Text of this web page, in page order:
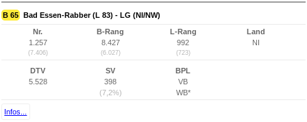
B 65 Bad Essen-Rabber (L 83) - LG (NI/NW)
Nr.
1.257
(7.406)
B-Rang
8.427
(6.027)
L-Rang
992
(723)
Land
NI
DTV
5.528
SV
398
(7,2%)
BPL
VB
WB*
Infos...